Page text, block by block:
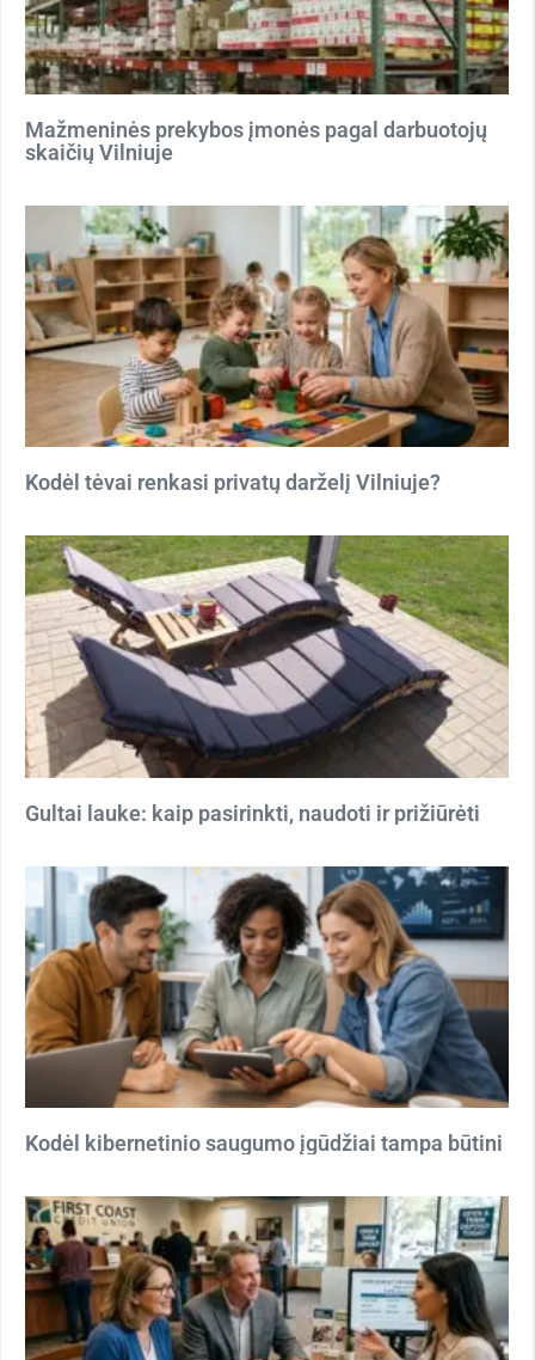
Mažmeninės prekybos įmonės pagal darbuotojų
skaičių Vilniuje
Kodėl tėvai renkasi privatų darželį Vilniuje?
Gultai lauke: kaip pasirinkti, naudoti ir prižiūrėti
Kodėl kibernetinio saugumo įgūdžiai tampa būtini